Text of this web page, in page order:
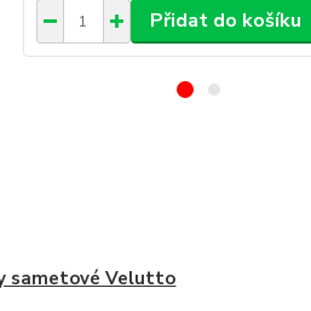
Přidat do košíku
sametové Velutto